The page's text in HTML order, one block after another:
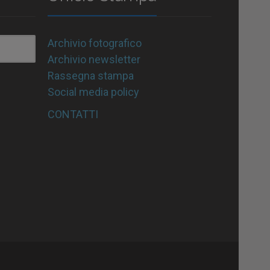
Archivio fotografico
Archivio newsletter
Rassegna stampa
Social media policy
CONTATTI